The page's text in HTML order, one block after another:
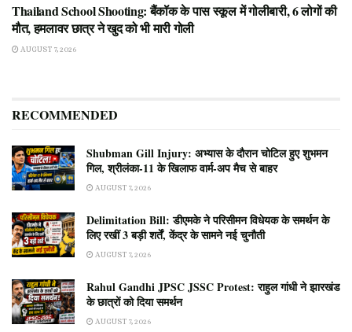
Thailand School Shooting: बैंकॉक के पास स्कूल में गोलीबारी, 6 लोगों की
मौत, हमलावर छात्र ने खुद को भी मारी गोली
AUGUST 7, 2026
RECOMMENDED
Shubman Gill Injury: अभ्यास के दौरान चोटिल हुए शुभमन
गिल, श्रीलंका-11 के खिलाफ वार्म-अप मैच से बाहर
AUGUST 7, 2026
Delimitation Bill: डीएमके ने परिसीमन विधेयक के समर्थन के
लिए रखीं 3 बड़ी शर्तें, केंद्र के सामने नई चुनौती
AUGUST 7, 2026
Rahul Gandhi JPSC JSSC Protest: राहुल गांधी ने झारखंड
के छात्रों को दिया समर्थन
AUGUST 7, 2026